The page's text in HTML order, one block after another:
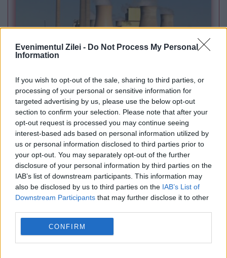
Evenimentul Zilei - Do Not Process My Personal
Information
If you wish to opt-out of the sale, sharing to third parties, or
processing of your personal or sensitive information for
targeted advertising by us, please use the below opt-out
section to confirm your selection. Please note that after your
opt-out request is processed you may continue seeing
interest-based ads based on personal information utilized by
us or personal information disclosed to third parties prior to
your opt-out. You may separately opt-out of the further
disclosure of your personal information by third parties on the
IAB’s list of downstream participants. This information may
also be disclosed by us to third parties on the IAB’s List of
Downstream Participants that may further disclose it to other
CONFIRM
PSD cere activarea mecanismului european
de urgență pentru energie și susține
menținerea centralelor pe cărbune. Critici la
adresa lui Bolojan